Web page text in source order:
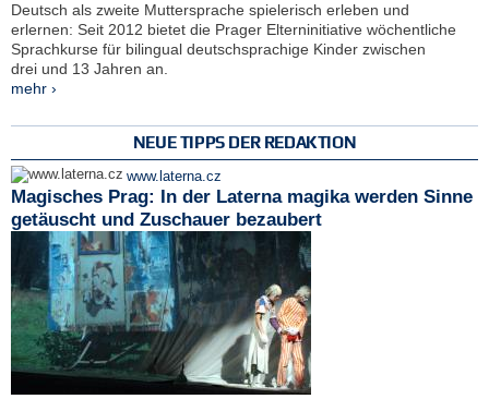
Deutsch als zweite Muttersprache spielerisch erleben und
erlernen: Seit 2012 bietet die Prager Elterninitiative wöchentliche
Sprachkurse für bilingual deutschsprachige Kinder zwischen
drei und 13 Jahren an.
mehr ›
NEUE TIPPS DER REDAKTION
www.laterna.cz
Magisches Prag: In der Laterna magika werden Sinne
getäuscht und Zuschauer bezaubert